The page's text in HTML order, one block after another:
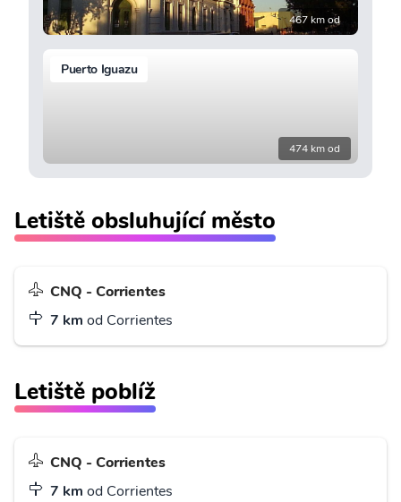
467 km od
Puerto Iguazu
474 km od
Letiště obsluhující město
CNQ - Corrientes
7 km od Corrientes
Letiště poblíž
CNQ - Corrientes
7 km od Corrientes